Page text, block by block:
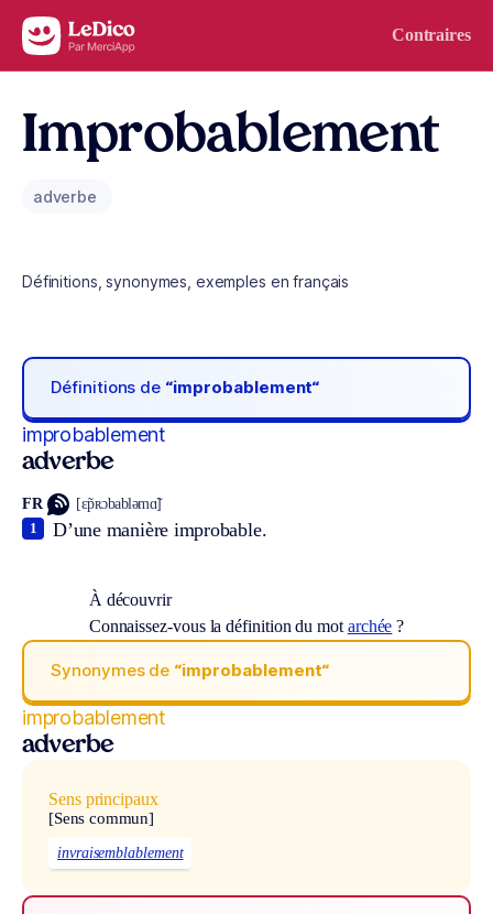
Aller au contenu Contraires
Improbablement
adverbe
Définitions, synonymes, exemples en français
Définitions de “improbablement“
improbablement
adverbe
FR [ɛ̃pʀɔbabləmɑ̃]
D’une manière improbable.
1
À découvrir
Connaissez-vous la définition du mot archée ?
Synonymes de “improbablement“
improbablement
adverbe
Sens principaux
[Sens commun]
invraisemblablement